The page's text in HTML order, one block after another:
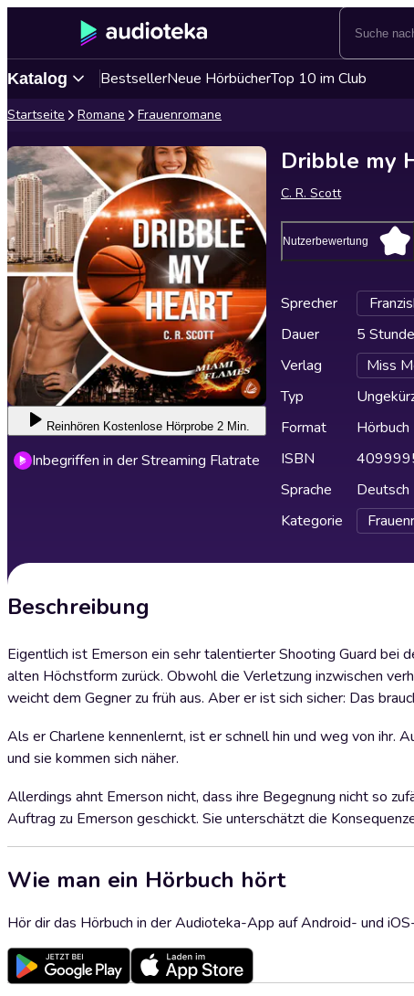
Katalog BestsellerNeue HörbücherTop 10 im Club
Startseite Romane Frauenromane
Reinhören Kostenlose Hörprobe 2 Min.
Inbegriffen in der Streaming Flatrate
Dribble my
C. R. Scott
Nutzerbewertung
Sprecher
Dauer
5
Verlag
Miss
Typ
Format
ISBN
Sprache
Deutsch
Kategorie
Beschreibung
Eigentlich ist Emerson ein sehr talentierter Shooting Guard bei
alten Höchstform zurück. Obwohl die Verletzung inzwischen
weicht dem Gegner zu früh aus. Aber er ist sich sicher: Das
Als er Charlene kennenlernt, ist er schnell hin und weg von ihr.
und sie kommen sich näher.
Allerdings ahnt Emerson nicht, dass ihre Begegnung nicht so
Auftrag zu Emerson geschickt. Sie unterschätzt die
Wie man ein Hörbuch hört
Hör dir das Hörbuch in der Audioteka-App auf Android- und